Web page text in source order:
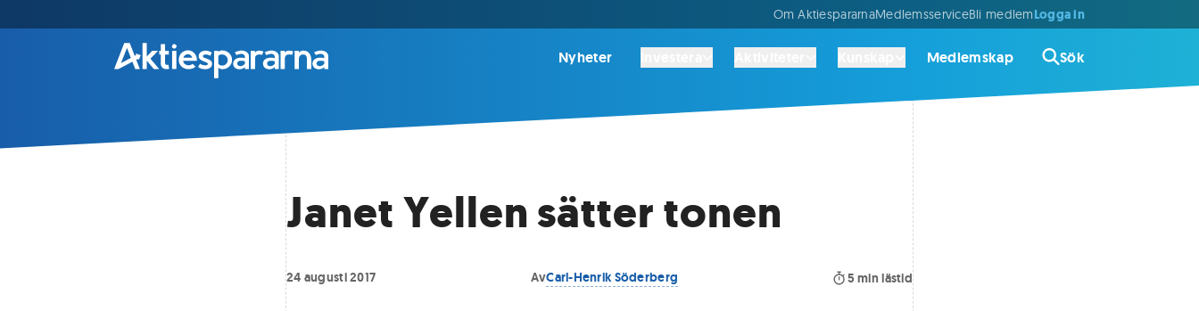
Om AktiespararnaMedlemsserviceBli medlemLogga in
Nyheter Medlemskap Sök
Janet Yellen sätter tonen
24 augusti 2017 AvCarl-Henrik Söderberg 5 min lästid